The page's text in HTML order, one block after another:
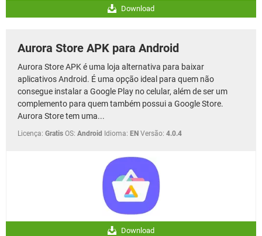
Download
Aurora Store APK para Android
Aurora Store APK é uma loja alternativa para baixar
aplicativos Android. É uma opção ideal para quem não
consegue instalar a Google Play no celular, além de ser um
complemento para quem também possui a Google Store.
Aurora Store tem uma...
Licença: Gratis OS: Android Idioma: EN Versão: 4.0.4
Download